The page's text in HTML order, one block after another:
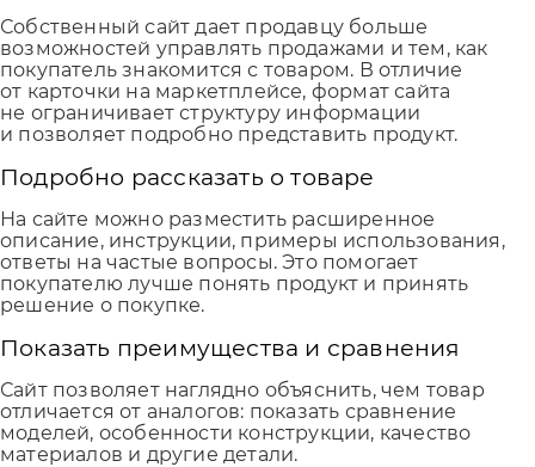
Собственный сайт дает продавцу больше
возможностей управлять продажами и тем, как
покупатель знакомится с товаром. В отличие
от карточки на маркетплейсе, формат сайта
не ограничивает структуру информации
и позволяет подробно представить продукт.
Подробно рассказать о товаре
На сайте можно разместить расширенное
описание, инструкции, примеры использования,
ответы на частые вопросы. Это помогает
покупателю лучше понять продукт и принять
решение о покупке.
Показать преимущества и сравнения
Сайт позволяет наглядно объяснить, чем товар
отличается от аналогов: показать сравнение
моделей, особенности конструкции, качество
материалов и другие детали.